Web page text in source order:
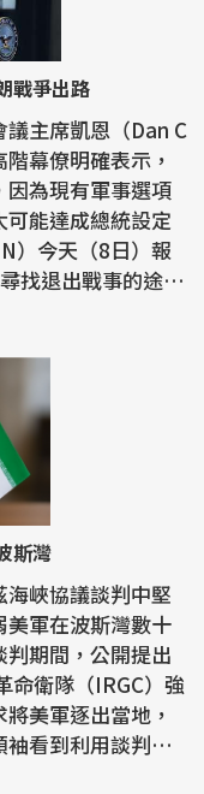
戰爭出路
主席凱恩（Dan C
幕僚明確表示，
為現有軍事選項
能達成總統設定
找退出戰事的途
斯灣
峽協議談判中堅
軍在波斯灣數十
期間，公開提出
美軍逐出當地，
看到利用談判動